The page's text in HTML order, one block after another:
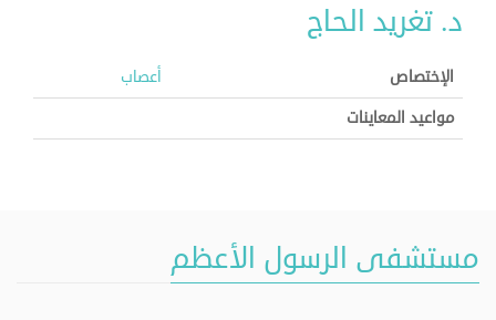
د. تغريد الحاج
الإختصاص
أعصاب
مواعيد المعاينات
مستشفى الرسول الأعظم